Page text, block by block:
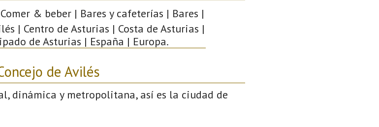
& beber | Bares y cafeterías | Bares |
| Centro de Asturias | Costa de Asturias |
de Asturias | España | Europa.
de Avilés
dinámica y metropolitana, así es la ciudad de